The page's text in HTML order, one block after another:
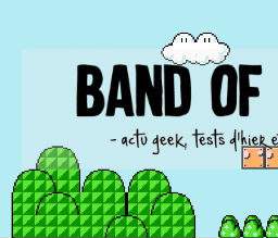
BAND OF
Actu Geek d'hier et d'aujourd'hui